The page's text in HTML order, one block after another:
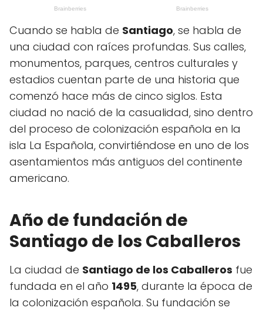
Cuando se habla de Santiago, se habla de
una ciudad con raíces profundas. Sus calles,
monumentos, parques, centros culturales y
estadios cuentan parte de una historia que
comenzó hace más de cinco siglos. Esta
ciudad no nació de la casualidad, sino dentro
del proceso de colonización española en la
isla La Española, convirtiéndose en uno de los
asentamientos más antiguos del continente
americano.
Año de fundación de
Santiago de los Caballeros
La ciudad de Santiago de los Caballeros fue
fundada en el año 1495, durante la época de
la colonización española. Su fundación se